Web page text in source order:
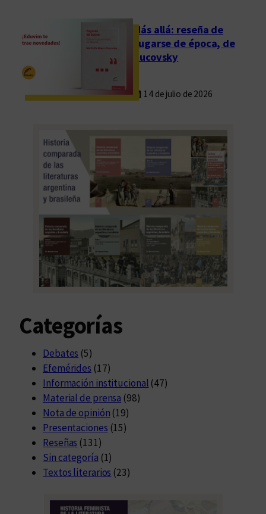
i
t
o
i
b
e
Más allá: reseña de
Fugarse de época, de
Rucovsky
14 de julio de 2026
Categorías
Debates (5)
Efemérides (17)
Información institucional (47)
Material de prensa (98)
Nota de opinión (19)
Presentaciones (15)
Reseñas (131)
Sin categoría (1)
Textos literarios (23)